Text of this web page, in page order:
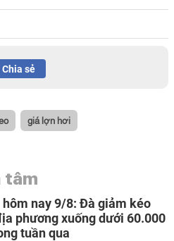
Chia sẻ
giá lợn hơi
tâm
hôm nay 9/8: Đà giảm kéo
phương xuống dưới 60.000
tuần qua